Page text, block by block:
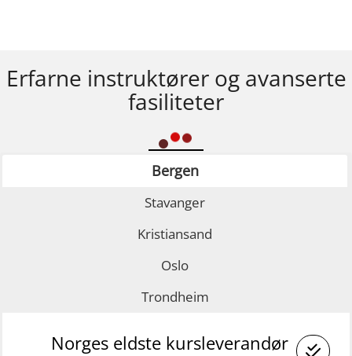
Erfarne instruktører og avanserte
fasiliteter
Bergen
Stavanger
Kristiansand
Oslo
Trondheim
Norges eldste kursleverandør